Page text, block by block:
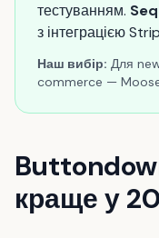
тестуванням.
з інтеграцією
Наш вибір: Для
commerce —
краще у